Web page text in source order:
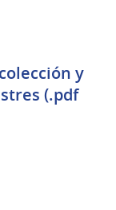
y
(.pdf